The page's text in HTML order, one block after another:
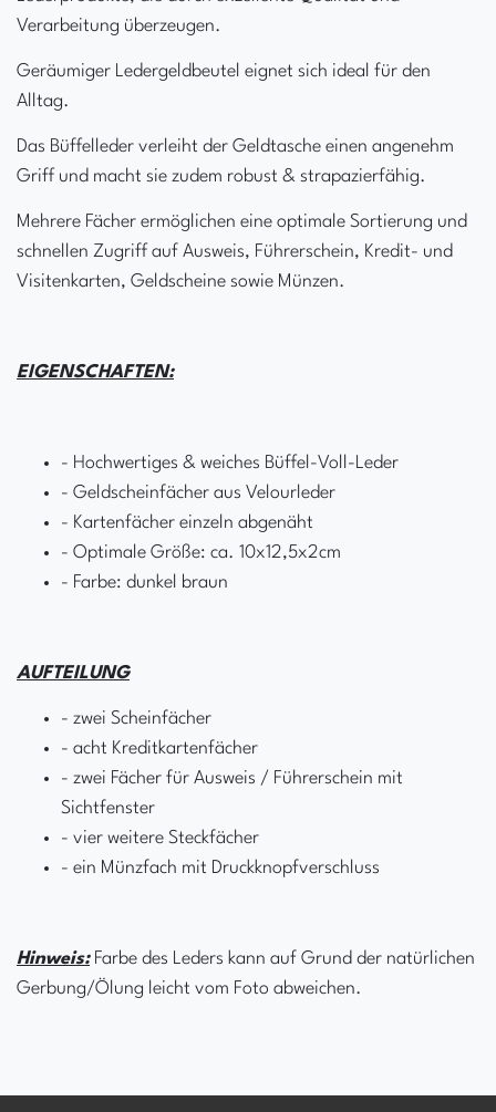
Verarbeitung überzeugen.
Geräumiger Ledergeldbeutel eignet sich ideal für den
Alltag.
Das Büffelleder verleiht der Geldtasche einen angenehm
Griff und macht sie zudem robust & strapazierfähig.
Mehrere Fächer ermöglichen eine optimale Sortierung und
schnellen Zugriff auf Ausweis, Führerschein, Kredit- und
Visitenkarten, Geldscheine sowie Münzen.
EIGENSCHAFTEN:
- Hochwertiges & weiches Büffel-Voll-Leder
- Geldscheinfächer aus Velourleder
- Kartenfächer einzeln abgenäht
- Optimale Größe: ca. 10x12,5x2cm
- Farbe: dunkel braun
AUFTEILUNG
- zwei Scheinfächer
- acht Kreditkartenfächer
- zwei Fächer für Ausweis / Führerschein mit
Sichtfenster
- vier weitere Steckfächer
- ein Münzfach mit Druckknopfverschluss
Hinweis:Farbe des Leders kann auf Grund der natürlichen
Gerbung/Ölung leicht vom Foto abweichen.